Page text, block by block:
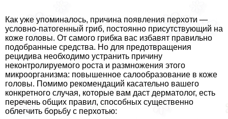
Как уже упоминалось, причина появления перхоти —
условно-патогенный гриб, постоянно присутствующий на
коже головы. От самого грибка вас избавят правильно
подобранные средства. Но для предотвращения
рецидива необходимо устранить причину
неконтролируемого роста и размножения этого
микроорганизма: повышенное салообразование в коже
головы. Помимо рекомендаций касательно вашего
конкретного случая, которые вам даст дерматолог, есть
перечень общих правил, способных существенно
облегчить борьбу с перхотью: